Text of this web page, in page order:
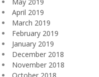
May 2019
April 2019
March 2019
February 2019
January 2019
December 2018
November 2018